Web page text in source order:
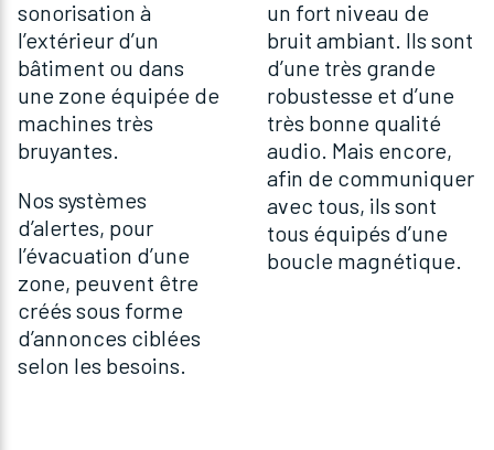
sonorisation à
l’extérieur d’un
bâtiment ou dans
une zone équipée de
machines très
bruyantes.
Nos systèmes
d’alertes, pour
l’évacuation d’une
zone, peuvent être
créés sous forme
d’annonces ciblées
selon les besoins.
un fort niveau de
bruit ambiant. Ils sont
d’une très grande
robustesse et d’une
très bonne qualité
audio. Mais encore,
afin de communiquer
avec tous, ils sont
tous équipés d’une
boucle magnétique.